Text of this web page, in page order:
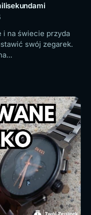
i na świecie przyda
swój zegarek.